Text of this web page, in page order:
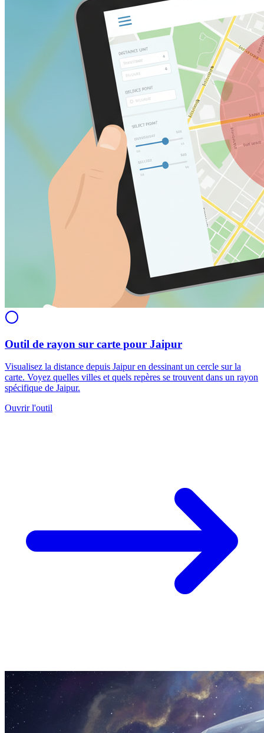
Outil de rayon sur carte pour Jaipur
Visualisez la distance depuis Jaipur en dessinant un cercle sur la
carte. Voyez quelles villes et quels repères se trouvent dans un rayon
spécifique de Jaipur.
Ouvrir l'outil